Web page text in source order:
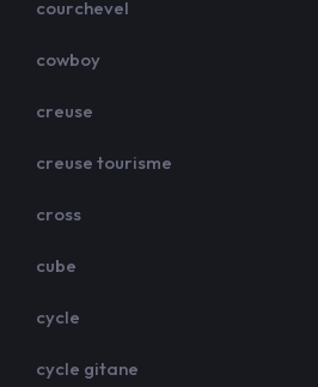
courchevel
cowboy
creuse
creuse tourisme
cross
cube
cycle
cycle gitane